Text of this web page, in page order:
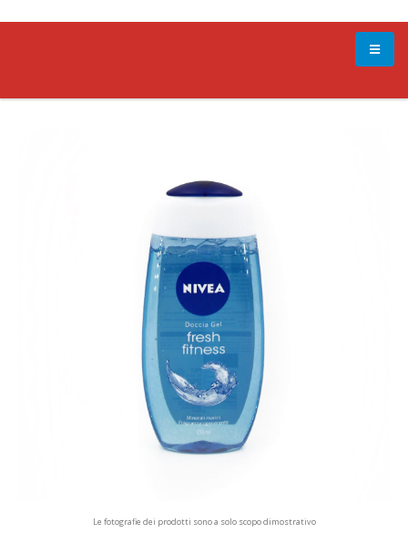
Le fotografie dei prodotti sono a solo scopo dimostrativo